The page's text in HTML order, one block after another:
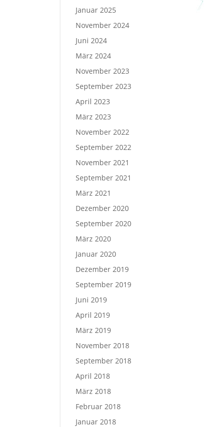
Januar 2025
November 2024
Juni 2024
März 2024
November 2023
September 2023
April 2023
März 2023
November 2022
September 2022
November 2021
September 2021
März 2021
Dezember 2020
September 2020
März 2020
Januar 2020
Dezember 2019
September 2019
Juni 2019
April 2019
März 2019
November 2018
September 2018
April 2018
März 2018
Februar 2018
Januar 2018